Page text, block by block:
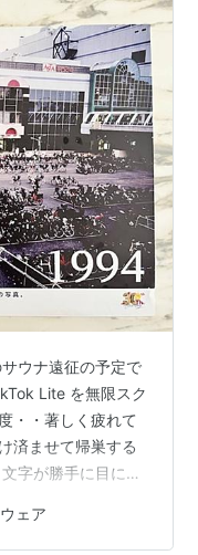
ウナ遠征の予定で
Lite を無限スク
・・著しく疲れて
済ませて帰巣する
字が勝手に目に飛
が営業してるのか
ェア